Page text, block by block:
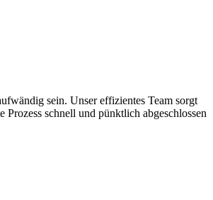
sein. Unser effizientes Team sorgt
Prozess schnell und pünktlich abgeschlossen